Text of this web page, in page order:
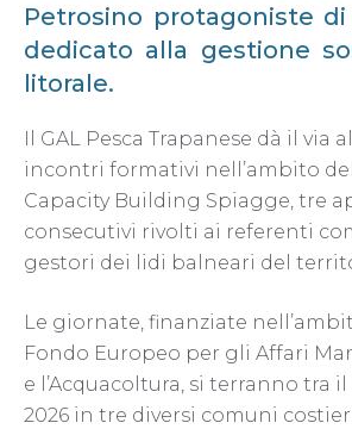
Petrosino protagoniste
dedicato alla gestione
litorale.
Il GAL Pesca Trapanese dà il via
incontri formativi nell’ambito
Capacity Building Spiagge, tre
consecutivi rivolti ai referenti
gestori dei lidi balneari del
Le giornate, finanziate
Fondo Europeo per gli Affari
e l’Acquacoltura, si terranno tra il
2026 in tre diversi comuni